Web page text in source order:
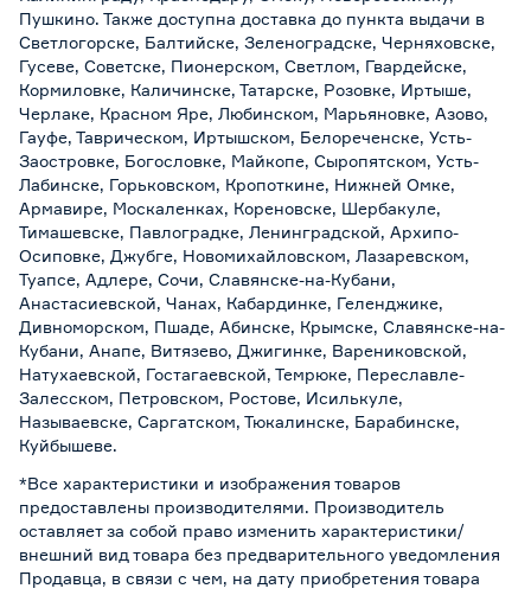
Пушкино. Также доступна доставка до пункта выдачи в
Светлогорске, Балтийске, Зеленоградске, Черняховске,
Гусеве, Советске, Пионерском, Светлом, Гвардейске,
Кормиловке, Каличинске, Татарске, Розовке, Иртыше,
Черлаке, Красном Яре, Любинском, Марьяновке, Азово,
Гауфе, Таврическом, Иртышском, Белореченске, Усть-
Заостровке, Богословке, Майкопе, Сыропятском, Усть-
Лабинске, Горьковском, Кропоткине, Нижней Омке,
Армавире, Москаленках, Кореновске, Шербакуле,
Тимашевске, Павлоградке, Ленинградской, Архипо-
Осиповке, Джубге, Новомихайловском, Лазаревском,
Туапсе, Адлере, Сочи, Славянске-на-Кубани,
Анастасиевской, Чанах, Кабардинке, Геленджике,
Дивноморском, Пшаде, Абинске, Крымске, Славянске-на-
Кубани, Анапе, Витязево, Джигинке, Варениковской,
Натухаевской, Гостагаевской, Темрюке, Переславле-
Залесском, Петровском, Ростове, Исилькуле,
Называевске, Саргатском, Тюкалинске, Барабинске,
Куйбышеве.
*Все характеристики и изображения товаров
предоставлены производителями. Производитель
оставляет за собой право изменить характеристики/
внешний вид товара без предварительного уведомления
Продавца, в связи с чем, на дату приобретения товара